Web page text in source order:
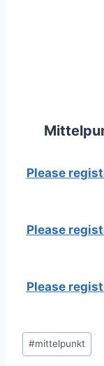
Please
Please
Please
Post
Tags:
#mittelpunkt